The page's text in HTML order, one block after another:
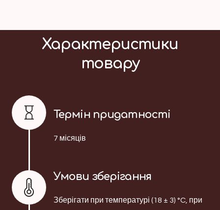
Характеристики
товару
Термін придатності
7 місяців
Умови зберігання
Зберігати при температурі (18 ± 3) °C, при